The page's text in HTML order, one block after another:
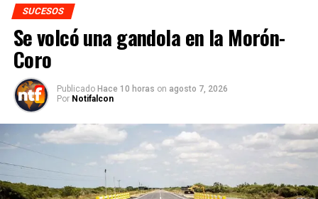
SUCESOS
Se volcó una gandola en la Morón-
Coro
Publicado Hace 10 horas on agosto 7, 2026
Por Notifalcon